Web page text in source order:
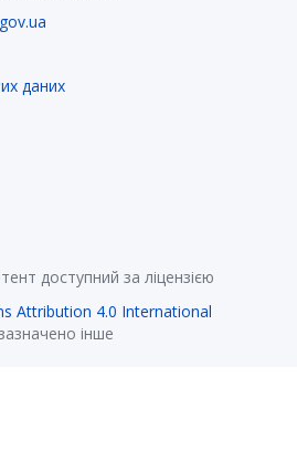
даних
доступний за ліцензією
Attribution 4.0 International
інше